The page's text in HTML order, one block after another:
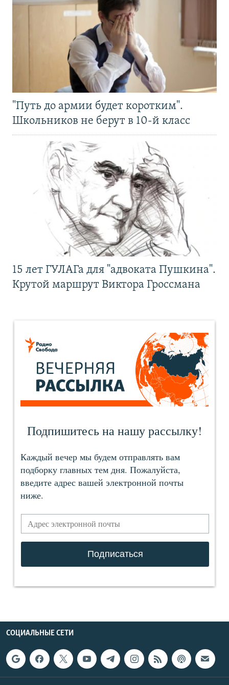
"Путь до армии будет коротким".
Школьников не берут в 10-й класс
15 лет ГУЛАГа для "адвоката Пушкина".
Крутой маршрут Виктора Гроссмана
СОЦИАЛЬНЫЕ СЕТИ